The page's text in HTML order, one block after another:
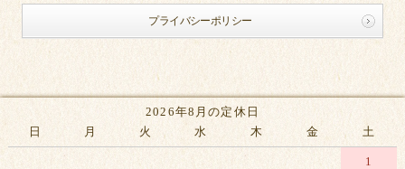
プライバシーポリシー
2026年8月の定休日
日
月 火 水 木 金 土
1